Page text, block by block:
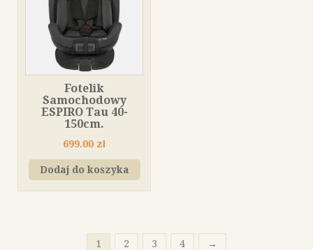
Fotelik
Samochodowy
ESPIRO Tau 40-
150cm.
699.00 zł
Dodaj do koszyka
1 2 3 4 →